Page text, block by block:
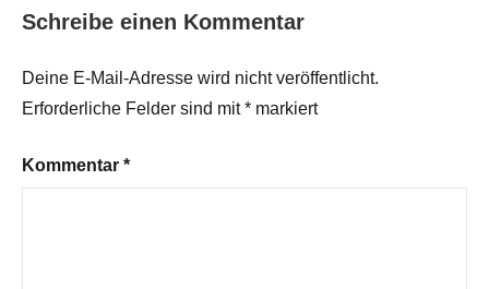
Schreibe einen Kommentar
Deine E-Mail-Adresse wird nicht veröffentlicht.
Erforderliche Felder sind mit* markiert
Kommentar *